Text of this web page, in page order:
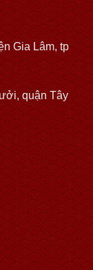
Gia Lâm, tp
quận Tây